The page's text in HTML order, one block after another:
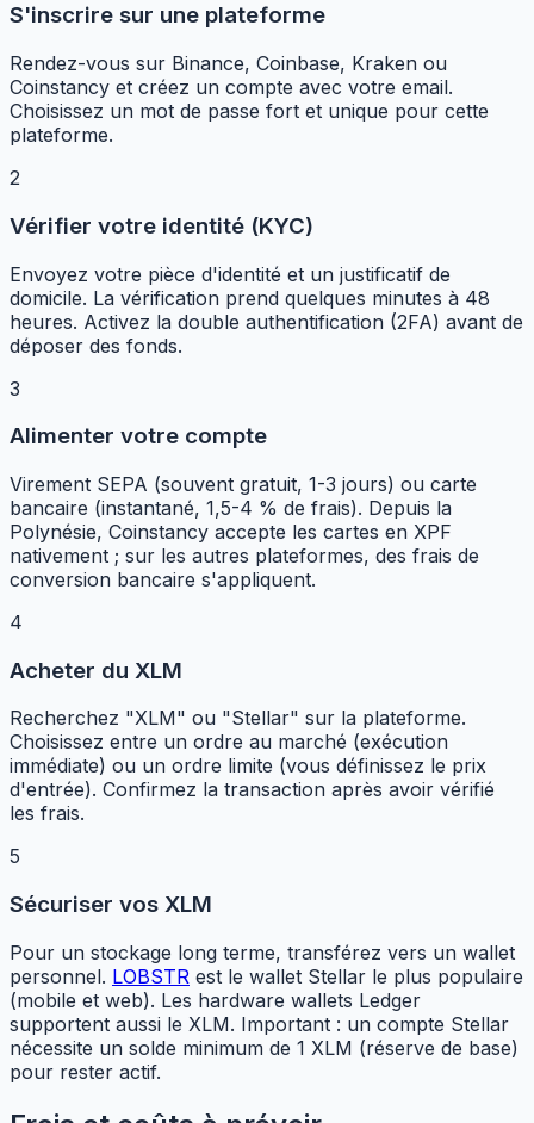
S'inscrire sur une plateforme
Rendez-vous sur Binance, Coinbase, Kraken ou
Coinstancy et créez un compte avec votre email.
Choisissez un mot de passe fort et unique pour cette
plateforme.
2
Vérifier votre identité (KYC)
Envoyez votre pièce d'identité et un justificatif de
domicile. La vérification prend quelques minutes à 48
heures. Activez la double authentification (2FA) avant de
déposer des fonds.
3
Alimenter votre compte
Virement SEPA (souvent gratuit, 1-3 jours) ou carte
bancaire (instantané, 1,5-4 % de frais). Depuis la
Polynésie, Coinstancy accepte les cartes en XPF
nativement ; sur les autres plateformes, des frais de
conversion bancaire s'appliquent.
4
Acheter du XLM
Recherchez "XLM" ou "Stellar" sur la plateforme.
Choisissez entre un ordre au marché (exécution
immédiate) ou un ordre limite (vous définissez le prix
d'entrée). Confirmez la transaction après avoir vérifié
les frais.
5
Sécuriser vos XLM
Pour un stockage long terme, transférez vers un wallet
personnel. LOBSTR est le wallet Stellar le plus populaire
(mobile et web). Les hardware wallets Ledger
supportent aussi le XLM. Important : un compte Stellar
nécessite un solde minimum de 1 XLM (réserve de base)
pour rester actif.